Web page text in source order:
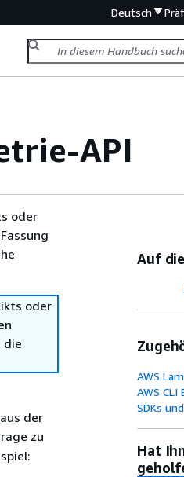
Deutsch
API
oder
oder
die
der
zu
Auf
AWS
AWS
SDKs
Hat